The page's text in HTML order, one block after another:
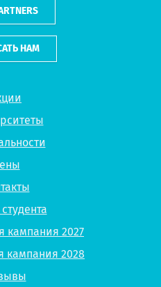
кампания 2027
кампания 2028
НАМ